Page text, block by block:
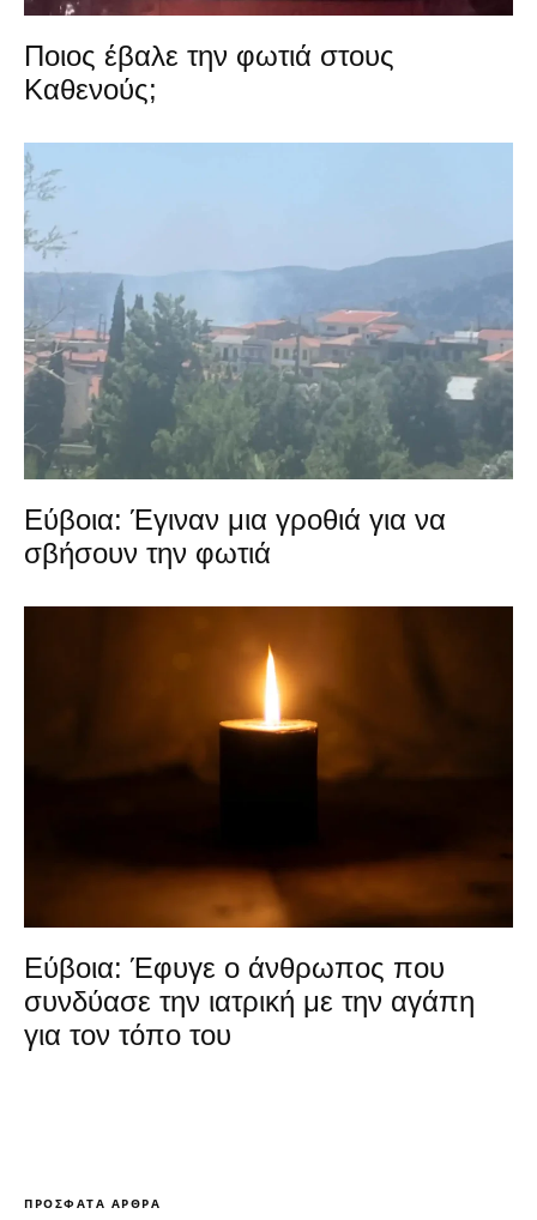
Ποιος έβαλε την φωτιά στους
Καθενούς;
Εύβοια: Έγιναν μια γροθιά για να
σβήσουν την φωτιά
Εύβοια: Έφυγε ο άνθρωπος που
συνδύασε την ιατρική με την αγάπη
για τον τόπο του
ΠΡΌΣΦΑΤΑ ΆΡΘΡΑ